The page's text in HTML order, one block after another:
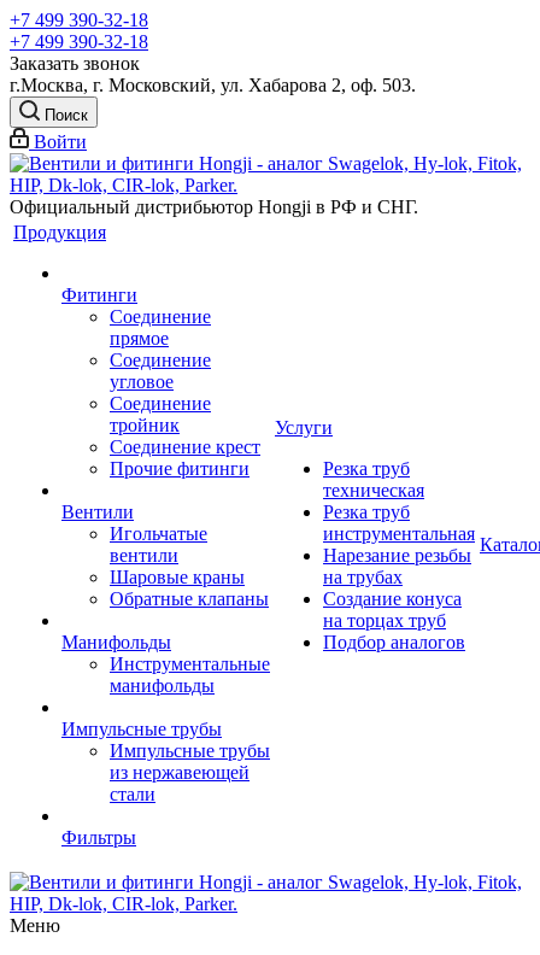
+7 499 390-32-18
+7 499 390-32-18
Заказать звонок
г.Москва, г. Московский, ул. Хабарова 2, оф. 503.
Поиск
Войти
Официальный дистрибьютор Hongji в РФ и СНГ.
Продукция
Фитинги
Соединение
прямое
Соединение
угловое
Соединение
тройник
Соединение крест
Прочие фитинги
Вентили
Игольчатые
вентили
Шаровые краны
Обратные клапаны
Манифольды
Инструментальные
манифольды
Импульсные трубы
Импульсные трубы
из нержавеющей
стали
Фильтры
Услуги
Резка труб
техническая
Резка труб
инструментальная
Нарезание резьбы
на трубах
Создание конуса
на торцах труб
Подбор аналогов
Меню